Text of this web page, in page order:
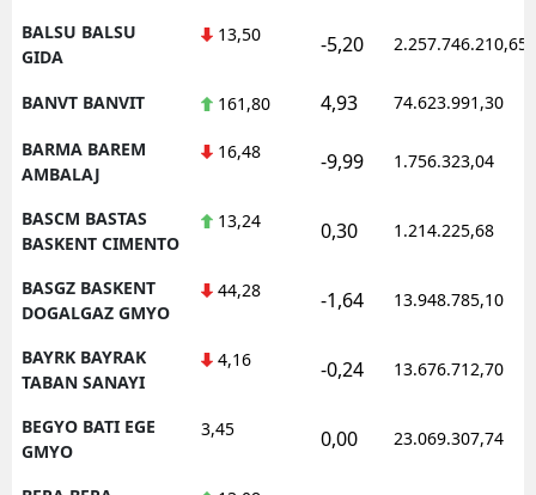
BALSU BALSU
GIDA
13,50 -5,20 2.257.746.210,65
BANVT BANVIT 161,80 4,93 74.623.991,30
BARMA BAREM
AMBALAJ
16,48 -9,99 1.756.323,04
BASCM BASTAS
BASKENT CIMENTO
13,24 0,30 1.214.225,68
BASGZ BASKENT
DOGALGAZ GMYO
44,28 -1,64 13.948.785,10
BAYRK BAYRAK
TABAN SANAYI
4,16 -0,24 13.676.712,70
BEGYO BATI EGE
GMYO
3,45 0,00 23.069.307,74